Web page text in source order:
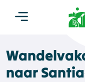
naar